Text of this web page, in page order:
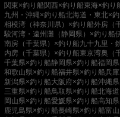
関東×釣り船関西×釣り船東海×釣り
九州・沖縄×釣り船北海道・東北×
相模湾（神奈川県）×釣り船外房（
駿河湾・遠州灘（静岡県）×釣り船
南房（千葉県）×釣り船九十九里・
内房（千葉県）×釣り船東京湾奥（
千葉県×釣り船静岡県×釣り船福岡
和歌山県×釣り船福井県×釣り船兵
新潟県×釣り船大阪府×釣り船沖縄
三重県×釣り船鳥取県×釣り船北海
岡山県×釣り船愛媛県×釣り船高知
鹿児島県×釣り船長崎県×釣り船富